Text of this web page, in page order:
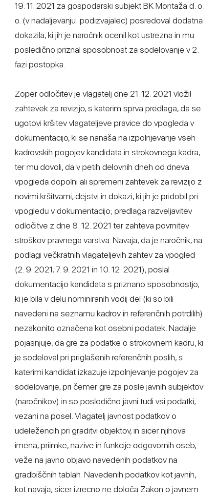
19. 11. 2021 za gospodarski subjekt BK Montaža d. o.
o. (v nadaljevanju: podizvajalec) posredoval dodatna
dokazila, ki jih je naročnik ocenil kot ustrezna in mu
posledično priznal sposobnost za sodelovanje v 2.
fazi postopka.
Zoper odločitev je vlagatelj dne 21. 12. 2021 vložil
zahtevek za revizijo, s katerim sprva predlaga, da se
ugotovi kršitev vlagateljeve pravice do vpogleda v
dokumentacijo, ki se nanaša na izpolnjevanje vseh
kadrovskih pogojev kandidata in strokovnega kadra,
ter mu dovoli, da v petih delovnih dneh od dneva
vpogleda dopolni ali spremeni zahtevek za revizijo z
novimi kršitvami, dejstvi in dokazi, ki jih je pridobil pri
vpogledu v dokumentacijo; predlaga razveljavitev
odločitve z dne 8. 12. 2021 ter zahteva povrnitev
stroškov pravnega varstva. Navaja, da je naročnik, na
podlagi večkratnih vlagateljevih zahtev za vpogled
(2. 9. 2021, 7. 9. 2021 in 10. 12. 2021), poslal
dokumentacijo kandidata s priznano sposobnostjo,
ki je bila v delu nominiranih vodij del (ki so bili
navedeni na seznamu kadrov in referenčnih potrdilih)
nezakonito označena kot osebni podatek. Nadalje
pojasnjuje, da gre za podatke o strokovnem kadru, ki
je sodeloval pri priglašenih referenčnih poslih, s
katerimi kandidat izkazuje izpolnjevanje pogojev za
sodelovanje, pri čemer gre za posle javnih subjektov
(naročnikov) in so posledično javni tudi vsi podatki,
vezani na posel. Vlagatelj javnost podatkov o
udeležencih pri graditvi objektov, in sicer njihova
imena, priimke, nazive in funkcije odgovornih oseb,
veže na javno objavo navedenih podatkov na
gradbiščnih tablah. Navedenih podatkov kot javnih,
kot navaja, sicer izrecno ne določa Zakon o javnem